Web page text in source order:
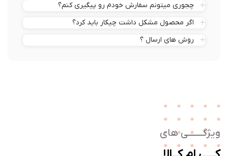
چجوری میتونم سفارش خودم رو پیگیری کنم؟
اگر محصول مشکل داشت چیکار باید کرد؟
روش های ارسال ؟
های